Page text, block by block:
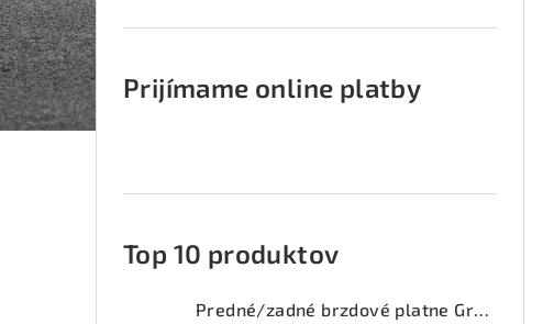
Prijímame online platby
Top 10 produktov
Predné/zadné brzdové platne Greenstuff 2000 (DP2415)